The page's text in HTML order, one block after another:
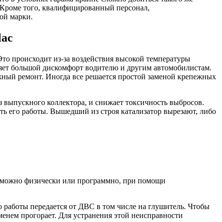
того, квалифицированный персонал,
марки.
происходит из-за воздействия высокой температуры
большой дискомфорт водителю и другим автомобилистам.
ремонт. Иногда все решается простой заменой крепежных
коллектора, и снижает токсичность выбросов.
его работы. Вышедший из строя катализатор вырезают, либо
можно физически или программно, при помощи
работы передается от ДВС в том числе на глушитель. Чтобы
прогорает. Для устранения этой неисправности